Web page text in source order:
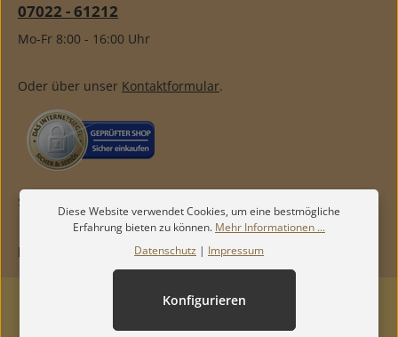
07022 - 61212
Mo-Fr 8:00 - 16:00 Uhr
Oder über unser Kontaktformular.
SERVICE
INFORMATIONEN
Diese Website verwendet Cookies, um eine bestmögliche
Erfahrung bieten zu können. Mehr Informationen ...
Datenschutz | Impressum
Konfigurieren